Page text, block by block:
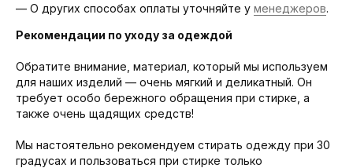
— О других способах оплаты уточняйте у менеджеров.
Рекомендации по уходу за одеждой
Обратите внимание, материал, который мы используем
для наших изделий — очень мягкий и деликатный. Он
требует особо бережного обращения при стирке, а
также очень щадящих средств!
Мы настоятельно рекомендуем стирать одежду при 30
градусах и пользоваться при стирке только